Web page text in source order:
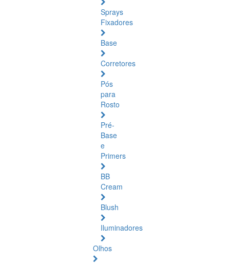
Sprays
Fixadores
Base
Corretores
Pós
para
Rosto
Pré-
Base
e
Primers
BB
Cream
Blush
Iluminadores
Olhos